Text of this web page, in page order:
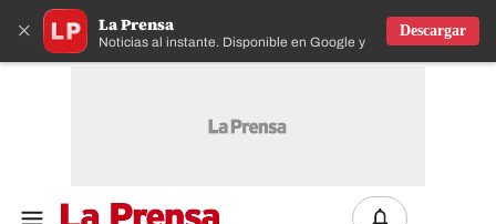
× La Prensa
Noticias al instante. Disponible en Google y IOS
Descargar